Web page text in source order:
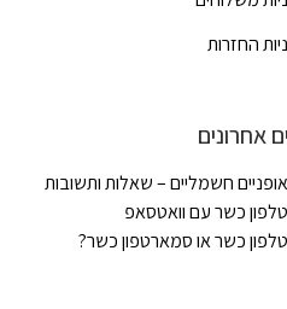
החזרות
אחרונים
אופניים חשמליים – שאלות ותשובות
טלפון כשר עם וואטסאפ
טלפון כשר או סמארטפון כשר?